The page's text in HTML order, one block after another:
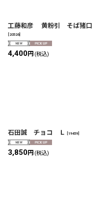
工藤和彦 黄粉引 そば猪口
20526]
4,400円 (税込)
石田誠 チョコ Ｌ 19459
3,850円 (税込)